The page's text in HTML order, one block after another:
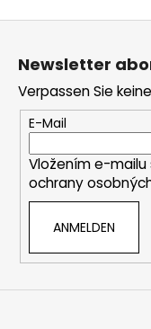
Newsletter
Verpassen Sie
E-Mail
Vložením e-mailu
ochrany
ANMELDEN